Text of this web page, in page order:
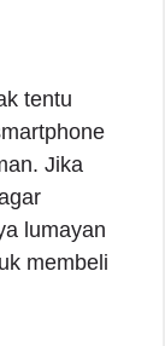
tentu
Jika
lumayan
membeli